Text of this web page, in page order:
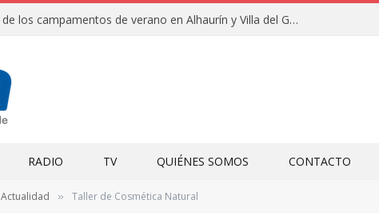
Clausuras de los campamentos de verano en Alhaurín y Villa del Guadalhorce 2026
RADIO TV QUIÉNES SOMOS CONTACTO
Actualidad » Taller de Cosmética Natural